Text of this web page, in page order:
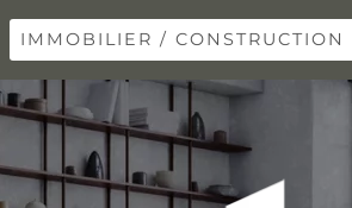
IMMOBILIER / CONSTRUCTION